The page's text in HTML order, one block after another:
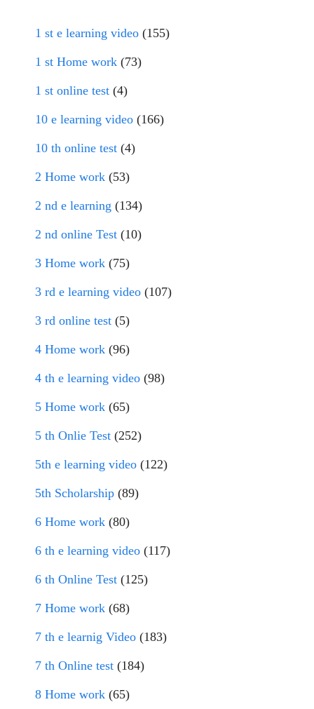
1 st e learning video (155)
1 st Home work (73)
1 st online test (4)
10 e learning video (166)
10 th online test (4)
2 Home work (53)
2 nd e learning (134)
2 nd online Test (10)
3 Home work (75)
3 rd e learning video (107)
3 rd online test (5)
4 Home work (96)
4 th e learning video (98)
5 Home work (65)
5 th Onlie Test (252)
5th e learning video (122)
5th Scholarship (89)
6 Home work (80)
6 th e learning video (117)
6 th Online Test (125)
7 Home work (68)
7 th e learnig Video (183)
7 th Online test (184)
8 Home work (65)